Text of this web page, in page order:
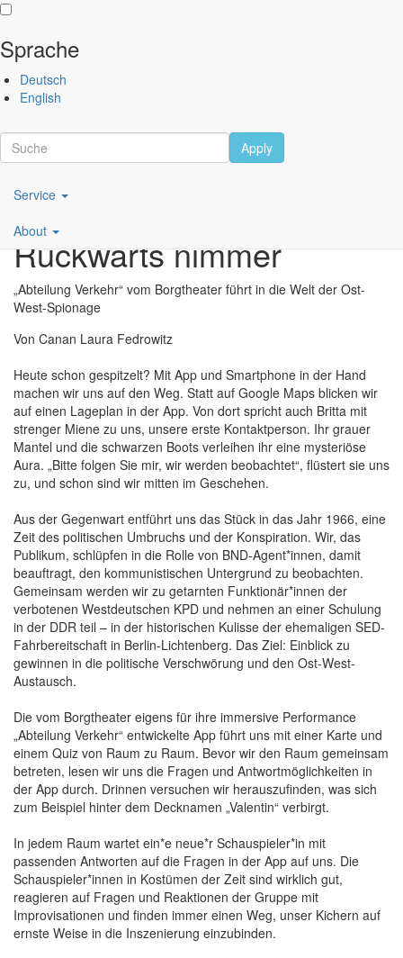
Direkt
zum
Inhalt
Performing
Arts
Festival
Sprache
Deutsch
English
Apply
Main
navigation
DE
Service
About
Rückwärts nimmer
„Abteilung Verkehr“ vom Borgtheater führt in die Welt der Ost-
West-Spionage
Von Canan Laura Fedrowitz
Heute schon gespitzelt? Mit App und Smartphone in der Hand
machen wir uns auf den Weg. Statt auf Google Maps blicken wir
auf einen Lageplan in der App. Von dort spricht auch Britta mit
strenger Miene zu uns, unsere erste Kontaktperson. Ihr grauer
Mantel und die schwarzen Boots verleihen ihr eine mysteriöse
Aura. „Bitte folgen Sie mir, wir werden beobachtet“, flüstert sie uns
zu, und schon sind wir mitten im Geschehen.
Aus der Gegenwart entführt uns das Stück in das Jahr 1966, eine
Zeit des politischen Umbruchs und der Konspiration. Wir, das
Publikum, schlüpfen in die Rolle von BND-Agent*innen, damit
beauftragt, den kommunistischen Untergrund zu beobachten.
Gemeinsam werden wir zu getarnten Funktionär*innen der
verbotenen Westdeutschen KPD und nehmen an einer Schulung
in der DDR teil – in der historischen Kulisse der ehemaligen SED-
Fahrbereitschaft in Berlin-Lichtenberg. Das Ziel: Einblick zu
gewinnen in die politische Verschwörung und den Ost-West-
Austausch.
Die vom Borgtheater eigens für ihre immersive Performance
„Abteilung Verkehr“ entwickelte App führt uns mit einer Karte und
einem Quiz von Raum zu Raum. Bevor wir den Raum gemeinsam
betreten, lesen wir uns die Fragen und Antwortmöglichkeiten in
der App durch. Drinnen versuchen wir herauszufinden, was sich
zum Beispiel hinter dem Decknamen „Valentin“ verbirgt.
In jedem Raum wartet ein*e neue*r Schauspieler*in mit
passenden Antworten auf die Fragen in der App auf uns. Die
Schauspieler*innen in Kostümen der Zeit sind wirklich gut,
reagieren auf Fragen und Reaktionen der Gruppe mit
Improvisationen und finden immer einen Weg, unser Kichern auf
ernste Weise in die Inszenierung einzubinden.